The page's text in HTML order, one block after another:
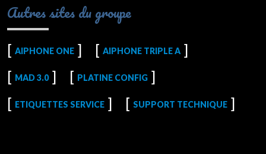
Autres sites du groupe
AIPHONE ONE AIPHONE TRIPLE A
MAD 3.0 PLATINE CONFIG
ETIQUETTES SERVICE SUPPORT TECHNIQUE